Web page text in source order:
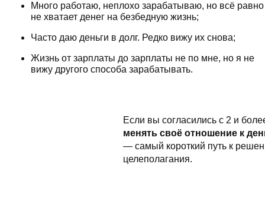
Много работаю, неплохо зарабатываю, но всё равно
не хватает денег на безбедную жизнь;
Часто даю деньги в долг. Редко вижу их снова;
Жизнь от зарплаты до зарплаты не по мне, но я не
вижу другого способа зарабатывать.
Если вы согласились с 2 и
менять своё отношение к
— самый короткий путь к
целеполагания.